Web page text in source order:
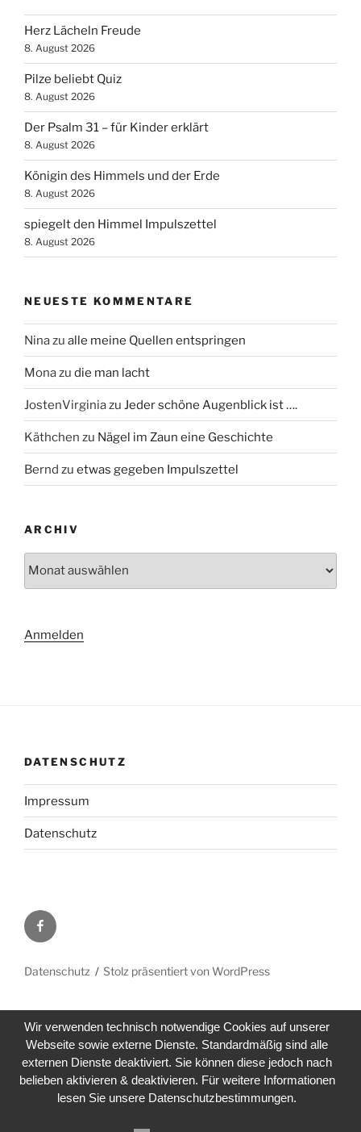
Herz Lächeln Freude
8. August 2026
Pilze beliebt Quiz
8. August 2026
Der Psalm 31 – für Kinder erklärt
8. August 2026
Königin des Himmels und der Erde
8. August 2026
spiegelt den Himmel Impulszettel
8. August 2026
NEUESTE KOMMENTARE
Ninazu alle meine Quellen entspringen
Monazu die man lacht
JostenVirginiazu Jeder schöne Augenblick ist ….
Käthchen zu Nägel im Zaun eine Geschichte
Bernd zu etwas gegeben Impulszettel
ARCHIV
Anmelden
DATENSCHUTZ
Impressum
Datenschutz
Facebook
Datenschutz Stolz präsentiert von WordPress
Wir verwenden technisch notwendige Cookies auf unserer
Webseite sowie externe Dienste. Standardmäßig sind alle
externen Dienste deaktiviert. Sie können diese jedoch nach
belieben aktivieren & deaktivieren. Für weitere Informationen
lesen Sie unsere Datenschutzbestimmungen.